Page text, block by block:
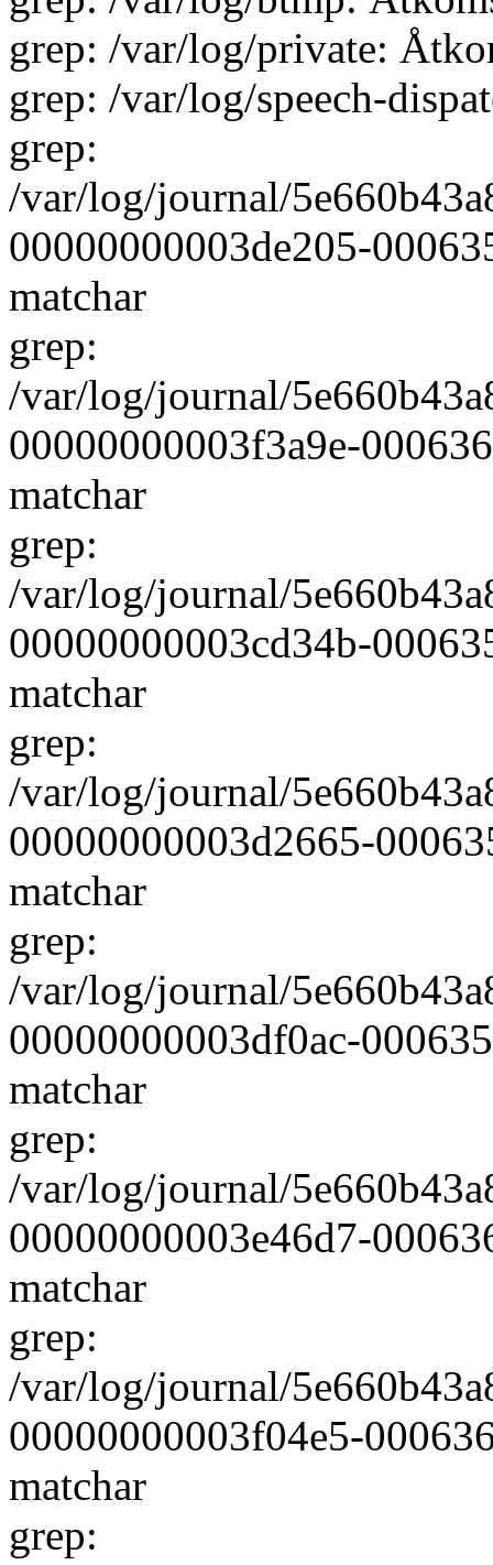
grep: /var/log/private:
grep: /var/log/speech-
grep:
/var/log/journal/
00000000003de205-
matchar
grep:
/var/log/journal/
00000000003f3a9e-
matchar
grep:
/var/log/journal/
00000000003cd34b-
matchar
grep:
/var/log/journal/
00000000003d2665-
matchar
grep:
/var/log/journal/
00000000003df0ac-
matchar
grep:
/var/log/journal/
00000000003e46d7-
matchar
grep:
/var/log/journal/
00000000003f04e5-
matchar
grep: